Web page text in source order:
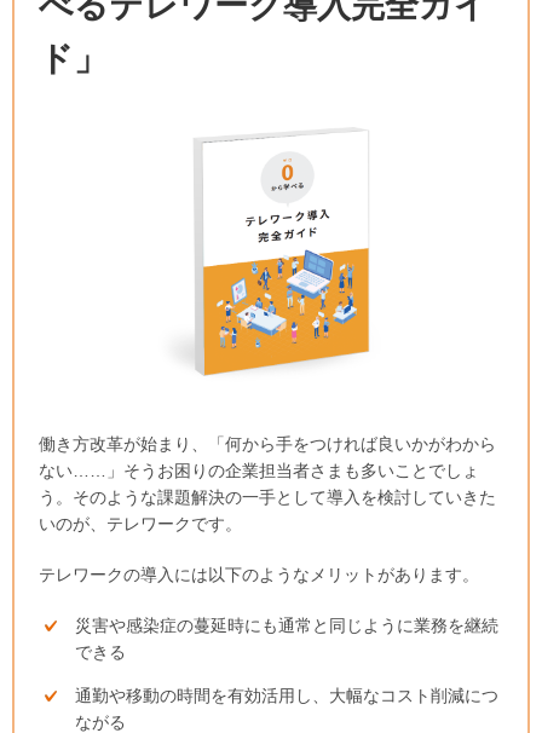
ド」
働き方改革が始まり、「何から手をつければ良いかがわから
ない……」そうお困りの企業担当者さまも多いことでしょ
う。そのような課題解決の一手として導入を検討していきた
いのが、テレワークです。
テレワークの導入には以下のようなメリットがあります。
災害や感染症の蔓延時にも通常と同じように業務を継続
できる
通勤や移動の時間を有効活用し、大幅なコスト削減につ
ながる